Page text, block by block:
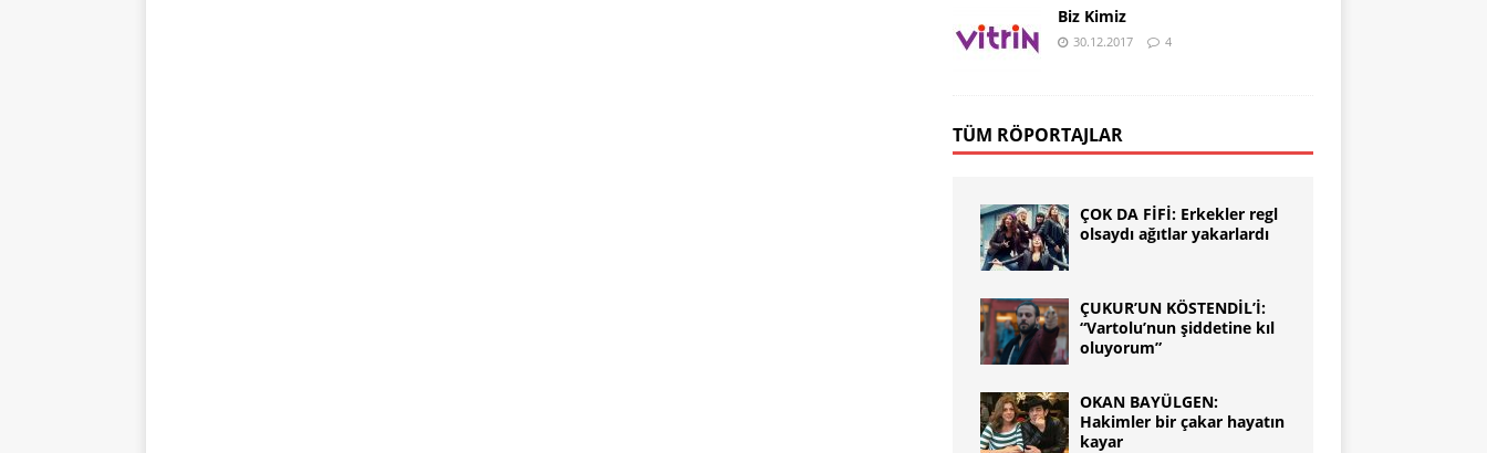
Biz Kimiz
30.12.2017 4
TÜM RÖPORTAJLAR
ÇOK DA FİFİ: Erkekler regl
olsaydı ağıtlar yakarlardı
ÇUKUR’UN KÖSTENDİL’İ:
“Vartolu’nun şiddetine kıl
oluyorum”
OKAN BAYÜLGEN:
Hakimler bir çakar hayatın
kayar